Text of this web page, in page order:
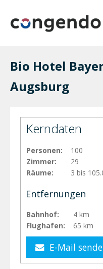
Bio Hotel
Augsburg
Kerndaten
Personen:
100
Zimmer:
29
Räume:
3 bis
Entfernungen
Bahnhof:
4 km
Flughafen:
65 km
E-Mail